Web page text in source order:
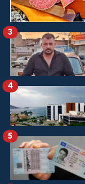
3
4
5